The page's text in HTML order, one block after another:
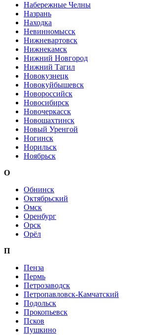
Набережные Челны
Назрань
Находка
Невинномысск
Нижневартовск
Нижнекамск
Нижний Новгород
Нижний Тагил
Новокузнецк
Новокуйбышевск
Новороссийск
Новосибирск
Новочеркасск
Новошахтинск
Новый Уренгой
Ногинск
Норильск
Ноябрьск
О
Обнинск
Октябрьский
Омск
Оренбург
Орск
Орёл
П
Пенза
Пермь
Петрозаводск
Петропавловск-Камчатский
Подольск
Прокопьевск
Псков
Пушкино